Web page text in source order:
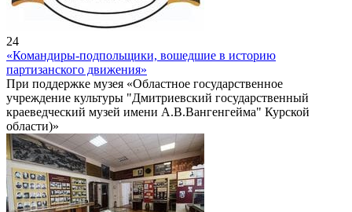
24
«Командиры-подпольщики, вошедшие в историю
партизанского движения»
При поддержке музея «Областное государственное
учреждение культуры "Дмитриевский государственный
краеведческий музей имени А.В.Вангенгейма" Курской
области)»